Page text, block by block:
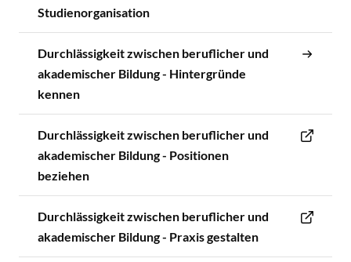
Studienorganisation
Durchlässigkeit zwischen beruflicher und
akademischer Bildung - Hintergründe
kennen
Durchlässigkeit zwischen beruflicher und
akademischer Bildung - Positionen
beziehen
Durchlässigkeit zwischen beruflicher und
akademischer Bildung - Praxis gestalten